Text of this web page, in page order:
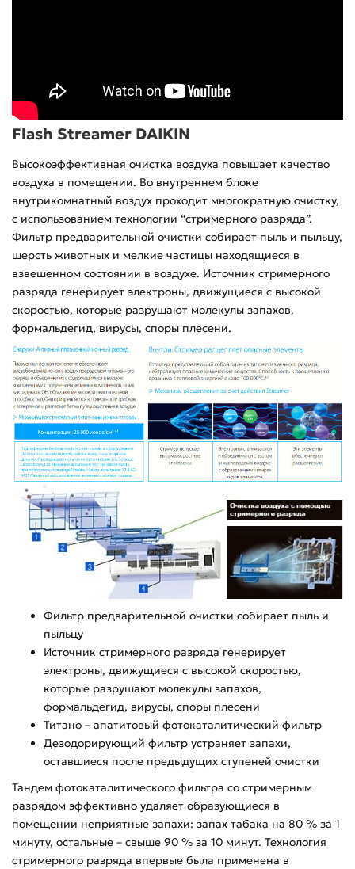
Flash Streamer DAIKIN
Высокоэффективная очистка воздуха повышает качество
воздуха в помещении. Во внутреннем блоке
внутрикомнатный воздух проходит многократную очистку,
с использованием технологии “стримерного разряда”.
Фильтр предварительной очистки собирает пыль и пыльцу,
шерсть животных и мелкие частицы находящиеся в
взвешенном состоянии в воздухе. Источник стримерного
разряда генерирует электроны, движущиеся с высокой
скоростью, которые разрушают молекулы запахов,
формальдегид, вирусы, споры плесени.
Фильтр предварительной очистки собирает пыль и
пыльцу
Источник стримерного разряда генерирует
электроны, движущиеся с высокой скоростью,
которые разрушают молекулы запахов,
формальдегид, вирусы, споры плесени
Титано – апатитовый фотокаталитический фильтр
Дезодорирующий фильтр устраняет запахи,
оставшиеся после предыдущих ступеней очистки
Тандем фотокаталитического фильтра со стримерным
разрядом эффективно удаляет образующиеся в
помещении неприятные запахи: запах табака на 80 % за 1
минуту, остальные – свыше 90 % за 10 минут. Технология
стримерного разряда впервые была применена в